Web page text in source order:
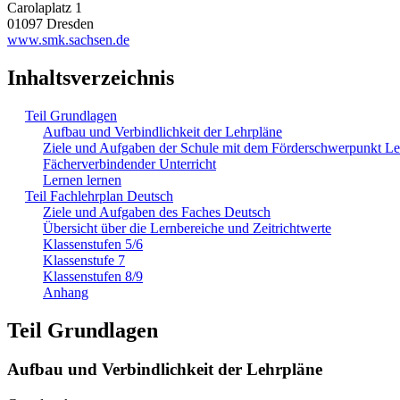
Carolaplatz 1
01097 Dresden
www.smk.sachsen.de
Inhaltsverzeichnis
Teil Grundlagen
Aufbau und Verbindlichkeit der Lehrpläne
Ziele und Aufgaben der Schule mit dem Förderschwerpunkt
Fächerverbindender Unterricht
Lernen lernen
Teil Fachlehrplan Deutsch
Ziele und Aufgaben des Faches Deutsch
Übersicht über die Lernbereiche und Zeitrichtwerte
Klassenstufen 5/6
Klassenstufe 7
Klassenstufen 8/9
Anhang
Teil Grundlagen
Aufbau und Verbindlichkeit der Lehrpläne